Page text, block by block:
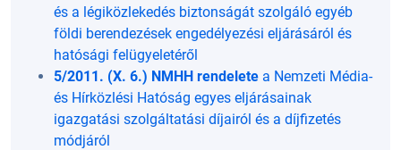
és a légiközlekedés biztonságát szolgáló egyéb
földi berendezések engedélyezési eljárásáról és
hatósági felügyeletéről
5/2011. (X. 6.) NMHH rendelete a Nemzeti Média-
és Hírközlési Hatóság egyes eljárásainak
igazgatási szolgáltatási díjairól és a díjfizetés
módjáról